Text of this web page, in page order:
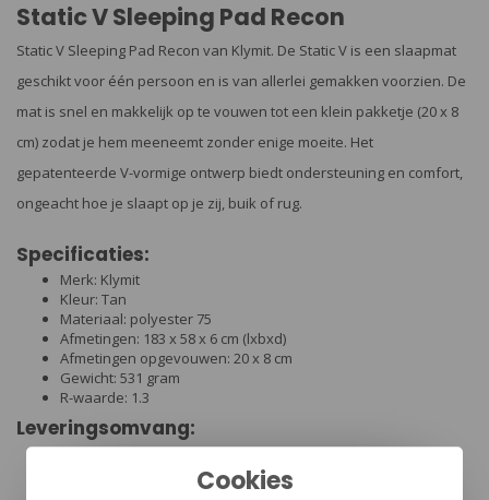
Static V Sleeping Pad Recon
Static V Sleeping Pad Recon van Klymit. De Static V is een slaapmat
geschikt voor één persoon en is van allerlei gemakken voorzien. De
mat is snel en makkelijk op te vouwen tot een klein pakketje (20 x 8
cm) zodat je hem meeneemt zonder enige moeite. Het
gepatenteerde V-vormige ontwerp biedt ondersteuning en comfort,
ongeacht hoe je slaapt op je zij, buik of rug.
Specificaties:
Merk: Klymit
Kleur: Tan
Materiaal: polyester 75
Afmetingen: 183 x 58 x 6 cm (lxbxd)
Afmetingen opgevouwen: 20 x 8 cm
Gewicht: 531 gram
R-waarde: 1.3
Leveringsomvang:
Slaapmat
Cookies